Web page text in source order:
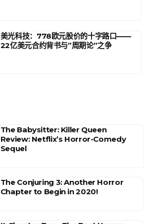
美光科技：778欧元股价的十字路口——
22亿美元合约背书与”周期论”之争
The Babysitter: Killer Queen
Review: Netflix’s Horror-Comedy
Sequel
The Conjuring 3: Another Horror
Chapter to Begin in 2020!